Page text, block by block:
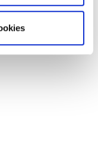
mailadres wordt niet